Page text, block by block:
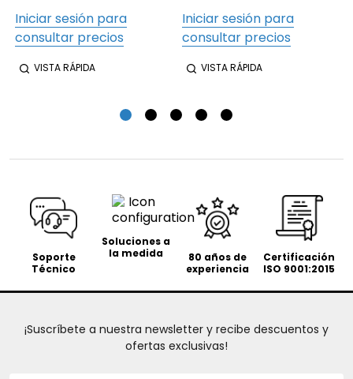
Iniciar sesión para
consultar precios
VISTA RÁPIDA
Iniciar sesión para
consultar precios
VISTA RÁPIDA
Soporte
Técnico
Soluciones a
la medida
80 años de
experiencia
Certificación
ISO 9001:2015
¡Suscríbete a nuestra newsletter y recibe descuentos y
ofertas exclusivas!